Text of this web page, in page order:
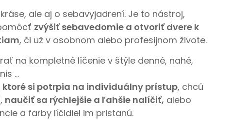
ale aj o sebavyjadrení. Je to nástroj,
zvýšiť sebavedomie a otvoriť dvere k
, či už v osobnom alebo profesijnom živote.
na kompletné líčenie v štýle denné, nahé,
…
ktoré si potrpia na individuálny prístup, chcú
naučiť sa rýchlejšie a ľahšie nalíčiť, alebo
a farby líčidiel im pristanú.